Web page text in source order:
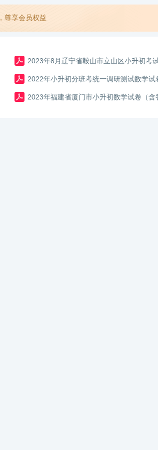
，尊享会员权益
2023年8月辽宁省鞍山市立山区小升初考
2022年小升初分班考统一调研测试数学试
2023年福建省厦门市小升初数学试卷（含